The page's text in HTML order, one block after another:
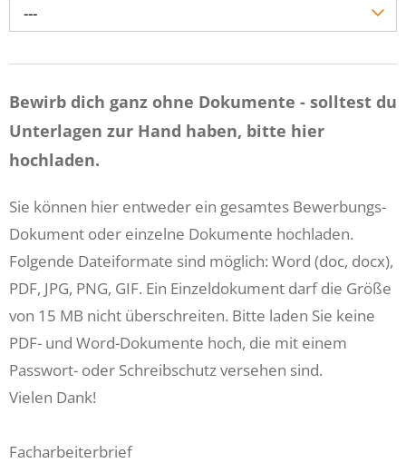
---
Bewirb dich ganz ohne Dokumente - solltest du
Unterlagen zur Hand haben, bitte hier
hochladen.
Sie können hier entweder ein gesamtes Bewerbungs-
Dokument oder einzelne Dokumente hochladen.
Folgende Dateiformate sind möglich: Word (doc, docx),
PDF, JPG, PNG, GIF. Ein Einzeldokument darf die Größe
von 15 MB nicht überschreiten. Bitte laden Sie keine
PDF- und Word-Dokumente hoch, die mit einem
Passwort- oder Schreibschutz versehen sind.
Vielen Dank!
Facharbeiterbrief